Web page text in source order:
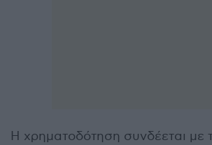
Η χρηματοδότηση συνδέεται με